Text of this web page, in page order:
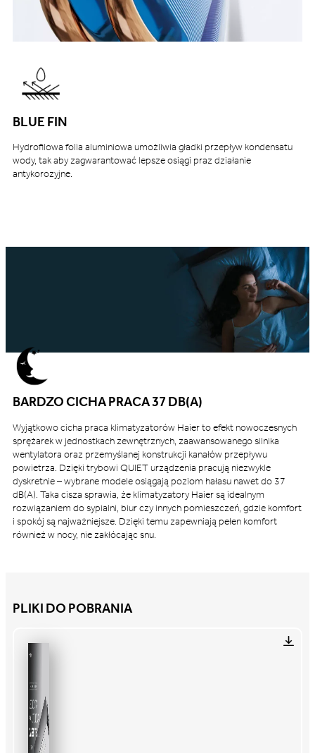
BLUE FIN
Hydrofilowa folia aluminiowa umożliwia gładki przepływ kondensatu
wody, tak aby zagwarantować lepsze osiągi praz działanie
antykorozyjne.
BARDZO CICHA PRACA 37 DB(A)
Wyjątkowo cicha praca klimatyzatorów Haier to efekt nowoczesnych
sprężarek w jednostkach zewnętrznych, zaawansowanego silnika
wentylatora oraz przemyślanej konstrukcji kanałów przepływu
powietrza. Dzięki trybowi QUIET urządzenia pracują niezwykle
dyskretnie – wybrane modele osiągają poziom hałasu nawet do 37
dB(A). Taka cisza sprawia, że klimatyzatory Haier są idealnym
rozwiązaniem do sypialni, biur czy innych pomieszczeń, gdzie komfort
i spokój są najważniejsze. Dzięki temu zapewniają pełen komfort
również w nocy, nie zakłócając snu.
PLIKI DO POBRANIA